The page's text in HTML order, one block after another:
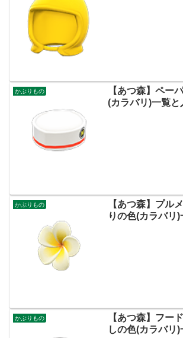
かぶりもの
【あつ森】ペー
(カラバリ)一覧と
かぶりもの
【あつ森】プル
りの色(カラバリ
かぶりもの
【あつ森】フー
しの色(カラバリ